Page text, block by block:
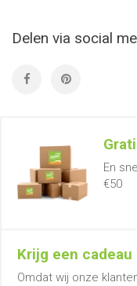
Delen via social
En
€50
Krijg een cadeau
Omdat wij onze